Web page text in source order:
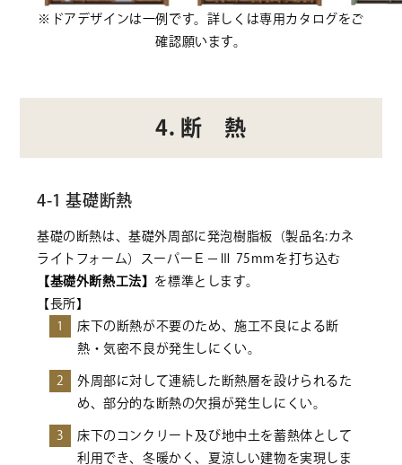
※ドアデザインは一例です。詳しくは専用カタログをご
確認願います。
4. 断 熱
4-1 基礎断熱
基礎の断熱は、基礎外周部に発泡樹脂板（製品名:カネ
ライトフォーム）スーパーＥ－Ⅲ 75mmを打ち込む
【基礎外断熱工法】 を標準とします。
【⾧所】
1
床下の断熱が不要のため、施工不良による断
熱・気密不良が発生しにくい。
2
外周部に対して連続した断熱層を設けられるた
め、部分的な断熱の欠損が発生しにくい。
3
床下のコンクリート及び地中土を蓄熱体として
利用でき、冬暖かく、夏涼しい建物を実現しま